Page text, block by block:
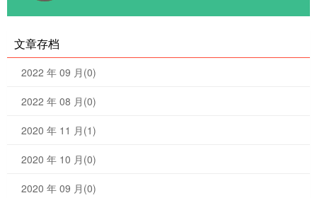
文章存档
2022 年 09 月(0)
2022 年 08 月(0)
2020 年 11 月(1)
2020 年 10 月(0)
2020 年 09 月(0)